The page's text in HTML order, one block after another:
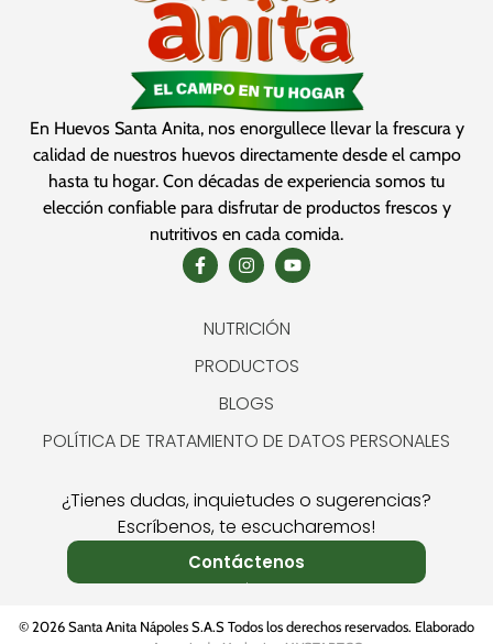
En Huevos Santa Anita, nos enorgullece llevar la frescura y
calidad de nuestros huevos directamente desde el campo
hasta tu hogar. Con décadas de experiencia somos tu
elección confiable para disfrutar de productos frescos y
nutritivos en cada comida.
NUTRICIÓN
PRODUCTOS
BLOGS
POLÍTICA DE TRATAMIENTO DE DATOS PERSONALES
¿Tienes dudas, inquietudes o sugerencias?
Escríbenos, te escucharemos!
Contáctenos
© 2026 Santa Anita Nápoles S.A.S Todos los derechos reservados. Elaborado